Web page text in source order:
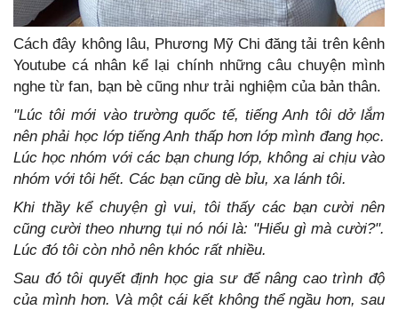
Cách đây không lâu, Phương Mỹ Chi đăng tải trên kênh
Youtube cá nhân kể lại chính những câu chuyện mình
nghe từ fan, bạn bè cũng như trải nghiệm của bản thân.
"Lúc tôi mới vào trường quốc tế, tiếng Anh tôi dở lắm
nên phải học lớp tiếng Anh thấp hơn lớp mình đang học.
Lúc học nhóm với các bạn chung lớp, không ai chịu vào
nhóm với tôi hết. Các bạn cũng dè bỉu, xa lánh tôi.
Khi thầy kể chuyện gì vui, tôi thấy các bạn cười nên
cũng cười theo nhưng tụi nó nói là: "Hiểu gì mà cười?".
Lúc đó tôi còn nhỏ nên khóc rất nhiều.
Sau đó tôi quyết định học gia sư để nâng cao trình độ
của mình hơn. Và một cái kết không thể ngầu hơn, sau